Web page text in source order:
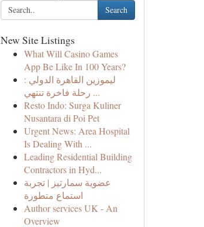
Search
New Site Listings
What Will Casino Games
App Be Like In 100 Years?
ليموزين القاهرة الدولي :
رحلة فاخرة تنتهي ...
Resto Indo: Surga Kuliner
Nusantara di Poi Pet
Urgent News: Area Hospital
Is Dealing With ...
Leading Residential Building
Contractors in Hyd...
عضوية سمارتيز | تجربة
استماع متطورة
Author services UK - An
Overview